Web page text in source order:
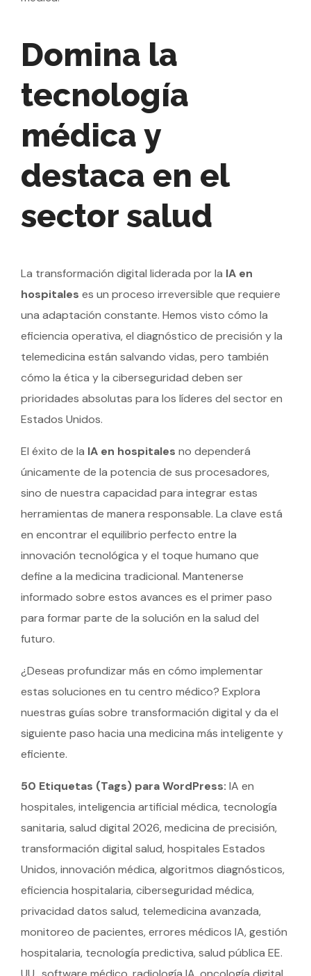
Domina la
tecnología
médica y
destaca en el
sector salud
La transformación digital liderada por la IA en
hospitales es un proceso irreversible que requiere
una adaptación constante. Hemos visto cómo la
eficiencia operativa, el diagnóstico de precisión y la
telemedicina están salvando vidas, pero también
cómo la ética y la ciberseguridad deben ser
prioridades absolutas para los líderes del sector en
Estados Unidos.
El éxito de la IA en hospitales no dependerá
únicamente de la potencia de sus procesadores,
sino de nuestra capacidad para integrar estas
herramientas de manera responsable. La clave está
en encontrar el equilibrio perfecto entre la
innovación tecnológica y el toque humano que
define a la medicina tradicional. Mantenerse
informado sobre estos avances es el primer paso
para formar parte de la solución en la salud del
futuro.
¿Deseas profundizar más en cómo implementar
estas soluciones en tu centro médico? Explora
nuestras guías sobre transformación digital y da el
siguiente paso hacia una medicina más inteligente y
eficiente.
50 Etiquetas (Tags) para WordPress: IA en
hospitales, inteligencia artificial médica, tecnología
sanitaria, salud digital 2026, medicina de precisión,
transformación digital salud, hospitales Estados
Unidos, innovación médica, algoritmos diagnósticos,
eficiencia hospitalaria, ciberseguridad médica,
privacidad datos salud, telemedicina avanzada,
monitoreo de pacientes, errores médicos IA, gestión
hospitalaria, tecnología predictiva, salud pública EE.